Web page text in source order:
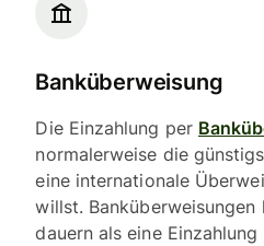
Banküberweisung
Die Einzahlung per
normalerweise die
eine internationale
willst.
dauern als eine